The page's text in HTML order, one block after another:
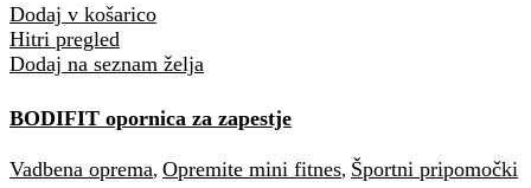
Dodaj v košarico
Hitri pregled
Dodaj na seznam želja
BODIFIT opornica za zapestje
Vadbena oprema, Opremite mini fitnes, Športni pripomočki